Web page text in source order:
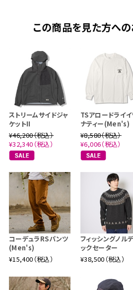
この商品を見た方へ
ストリームサイドジャ
ケットII
¥46,200（税込）
¥32,340（税込）
TSアロードライ
ナティー(Men's)
¥8,580（税込）
¥6,006（税込）
コーデュラRSパンツ
(Men's)
¥15,400（税込）
フィッシングノル
ックセーター
¥38,500（税込）